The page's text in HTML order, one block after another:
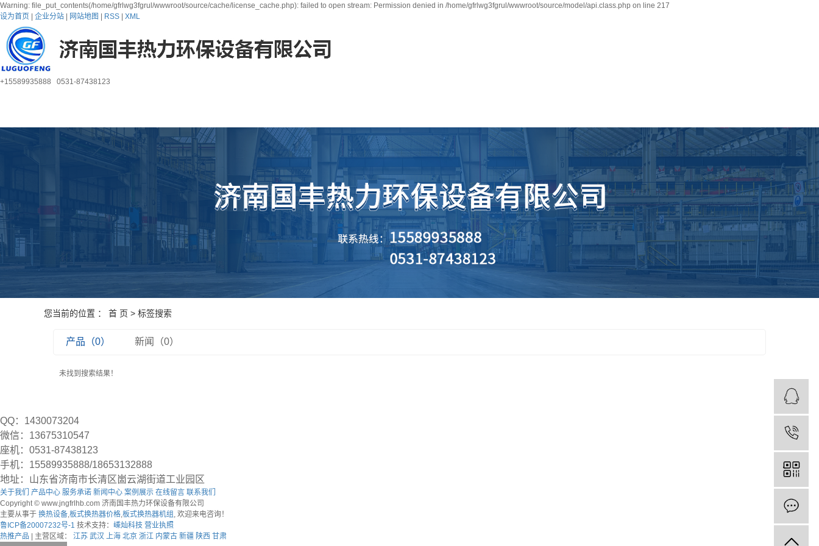
Warning: file_put_contents(/home/gfrlwg3fgrul/wwwroot/source/cache/license_cache.php): failed to open stream: Permission denied in /home/gfrlwg3fgrul/wwwroot/source/model/api.class.php on line 217
设为首页
企业分站 网站地图 RSS XML
+15589935888 0531-87438123
您当前的位置 ： 首 页 > 标签搜索
产品（0） 新闻（0）
未找到搜索结果！
QQ：1430073204
微信：13675310547
座机：0531-87438123
手机：15589935888/18653132888
地址：山东省济南市长清区崮云湖街道工业园区
关于我们 产品中心 服务承诺 新闻中心 案例展示 在线留言 联系我们
Copyright © www.jngfrlhb.com 济南国丰热力环保设备有限公司
主要从事于 换热设备 板式换热器价格 板式换热器机组 , 欢迎来电咨询！
鲁ICP备20007232号-1 技术支持： 嵊灿科技 营业执照
热推产品 | 主营区域： 江苏 武汉 上海 北京 浙江 内蒙古 新疆 陕西 甘肃